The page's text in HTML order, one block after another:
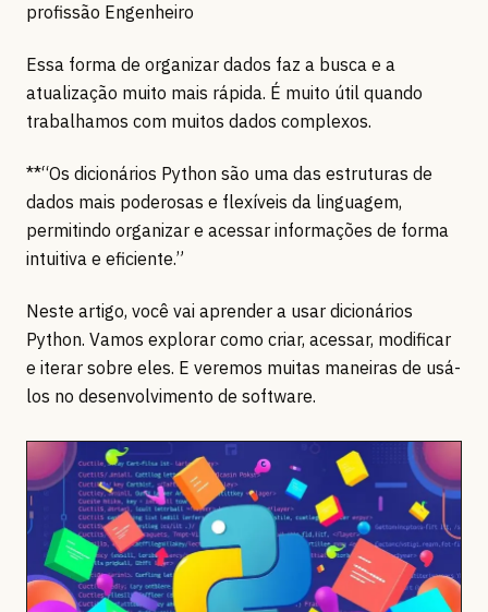
profissão Engenheiro
Essa forma de organizar dados faz a busca e a
atualização muito mais rápida. É muito útil quando
trabalhamos com muitos dados complexos.
**“Os dicionários Python são uma das estruturas de
dados mais poderosas e flexíveis da linguagem,
permitindo organizar e acessar informações de forma
intuitiva e eficiente.”
Neste artigo, você vai aprender a usar dicionários
Python. Vamos explorar como criar, acessar, modificar
e iterar sobre eles. E veremos muitas maneiras de usá-
los no desenvolvimento de software.